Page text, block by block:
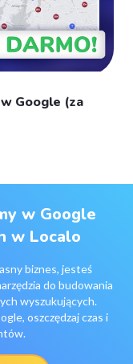
Google (za
w Google
w Localo
biznes, jesteś
do budowania
wyszukujących.
oszczędzaj czas i